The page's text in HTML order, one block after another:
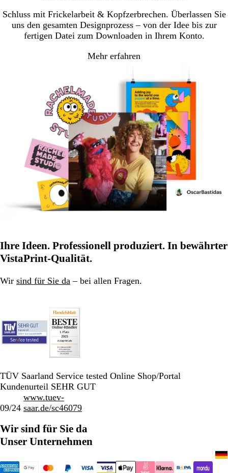
Schluss mit Frickelarbeit & Kopfzerbrechen. Überlassen Sie
uns den gesamten Designprozess – von der Idee bis zur
fertigen Datei zum Downloaden in Ihrem Konto.
Mehr erfahren
Ihre Ideen. Professionell produziert. In bewährter
VistaPrint-Qualität.
Wir sind für Sie da – bei allen Fragen.
TÜV Saarland Service tested Online Shop/Portal
Kundenurteil SEHR GUT
09/24
www.tuev-
saar.de/sc46079
Wir sind für Sie da
Unser Unternehmen